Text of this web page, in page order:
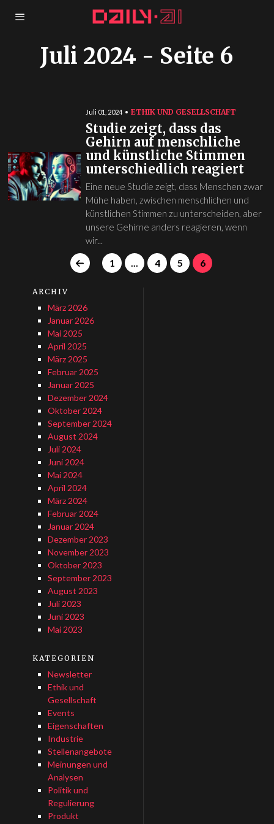
Juli 2024 - Seite 6
Juli 01, 2024 ETHIK UND GESELLSCHAFT
Studie zeigt, dass das
Gehirn auf menschliche
und künstliche Stimmen
unterschiedlich reagiert
Eine neue Studie zeigt, dass Menschen zwar
Mühe haben, zwischen menschlichen und
künstlichen Stimmen zu unterscheiden, aber
unsere Gehirne anders reagieren, wenn
wir...
1 ... 4 5 6
ARCHIV
März 2026
Januar 2026
Mai 2025
April 2025
März 2025
Februar 2025
Januar 2025
Dezember 2024
Oktober 2024
September 2024
August 2024
Juli 2024
Juni 2024
Mai 2024
April 2024
März 2024
Februar 2024
Januar 2024
Dezember 2023
November 2023
Oktober 2023
September 2023
August 2023
Juli 2023
Juni 2023
Mai 2023
KATEGORIEN
Newsletter
Ethik und
Gesellschaft
Events
Eigenschaften
Industrie
Stellenangebote
Meinungen und
Analysen
Politik und
Regulierung
Produkt